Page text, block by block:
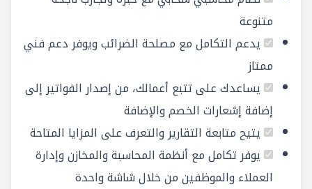
متنوعة
يدعم التكامل مع مصلحة الضرائب ويوفر دعم فني
ممتاز
يساعدك على تتبع أعمالك، من إصدار الفواتير إلى
إضافة إشعارات الخصم والإضافة
يتيح متابعة التقارير والتعرف على المزايا المتاحة
يوفر تكامل مع أنظمة المحاسبة والمخازن وإدارة
العملاء والموظفين من خلال شاشة واحدة